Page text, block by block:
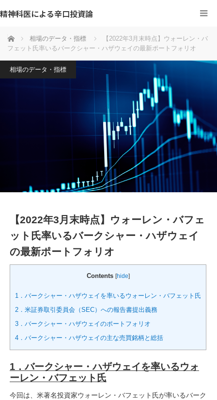
精神科医による辛口投資論
ホーム 相場のデータ・指標
【2022年3月末時点】ウォーレン・バ
フェット氏率いるバークシャー・ハザウェイの最新ポートフォリオ
相場のデータ・指標
【2022年3月末時点】ウォーレン・バフェ
ット氏率いるバークシャー・ハザウェイ
の最新ポートフォリオ
Contents [hide]
1．バークシャー・ハザウェイを率いるウォーレン・バフェット氏
2．米証券取引委員会（SEC）への報告書提出義務
3．バークシャー・ハザウェイのポートフォリオ
4．バークシャー・ハザウェイの主な売買銘柄と総括
1．バークシャー・ハザウェイを率いるウォ
ーレン・バフェット氏
今回は、米著名投資家ウォーレン・バフェット氏が率いるバーク